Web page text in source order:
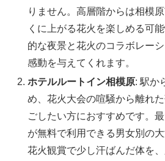
りません。高層階からは相模
くに上がる花火を楽しめる可
的な夜景と花火のコラボレー
感動を与えてくれます。
ホテルルートイン相模原: 駅か
め、花火大会の喧騒から離れ
ごしたい方におすすめです。
が無料で利用できる男女別の
花火観賞で少し汗ばんだ体を